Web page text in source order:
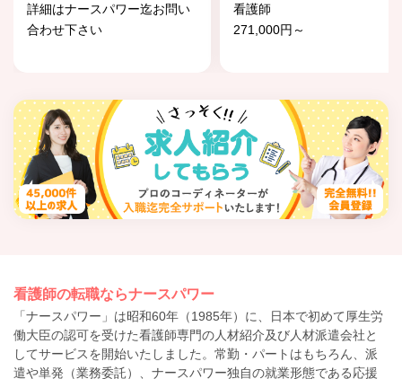
詳細はナースパワー迄お問い
合わせ下さい
看護師
271,000円～
看護師の転職ならナースパワー
「ナースパワー」は昭和60年（1985年）に、日本で初めて厚生労
働大臣の認可を受けた看護師専門の人材紹介及び人材派遣会社と
してサービスを開始いたしました。常勤・パートはもちろん、派
遣や単発（業務委託）、ナースパワー独自の就業形態である応援